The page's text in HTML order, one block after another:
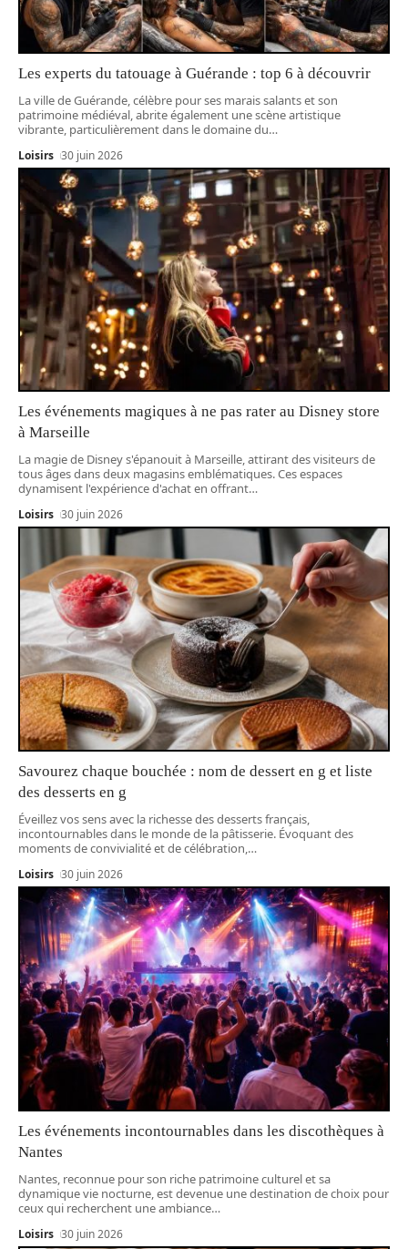
Les experts du tatouage à Guérande : top 6 à découvrir
La ville de Guérande, célèbre pour ses marais salants et son
patrimoine médiéval, abrite également une scène artistique
vibrante, particulièrement dans le domaine du…
Loisirs 30 juin 2026
Les événements magiques à ne pas rater au Disney store
à Marseille
La magie de Disney s'épanouit à Marseille, attirant des visiteurs de
tous âges dans deux magasins emblématiques. Ces espaces
dynamisent l'expérience d'achat en offrant…
Loisirs 30 juin 2026
Savourez chaque bouchée : nom de dessert en g et liste
des desserts en g
Éveillez vos sens avec la richesse des desserts français,
incontournables dans le monde de la pâtisserie. Évoquant des
moments de convivialité et de célébration,…
Loisirs 30 juin 2026
Les événements incontournables dans les discothèques à
Nantes
Nantes, reconnue pour son riche patrimoine culturel et sa
dynamique vie nocturne, est devenue une destination de choix pour
ceux qui recherchent une ambiance…
Loisirs 30 juin 2026